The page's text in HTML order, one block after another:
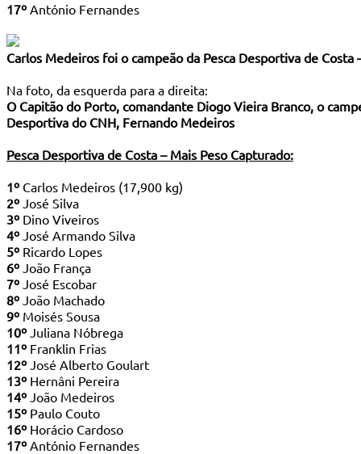
17º António Fernandes
Carlos Medeiros foi o campeão da Pesca Desportiva de
Na foto, da esquerda para a direita:
O Capitão do Porto, comandante Diogo Vieira Branco, o
Desportiva do CNH, Fernando Medeiros
Pesca Desportiva de Costa – Mais Peso Capturado:
1º Carlos Medeiros (17,900 kg)
2º José Silva
3º Dino Viveiros
4º José Armando Silva
5º Ricardo Lopes
6º João França
7º José Escobar
8º João Machado
9º Moisés Sousa
10º Juliana Nóbrega
11º Franklin Frias
12º José Alberto Goulart
13º Hernâni Pereira
14º João Medeiros
15º Paulo Couto
16º Horácio Cardoso
17º António Fernandes